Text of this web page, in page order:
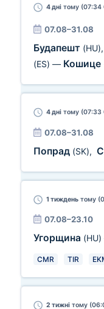
4 дні тому (07:34
07.08–31.08
Будапешт (HU),
(ES) — Кошице
4 дні тому (07:33
07.08–31.08
Попрад (SK),
1 тиждень тому
07.08–23.10
Угорщина (HU)
CMR TIR
2 тижні тому